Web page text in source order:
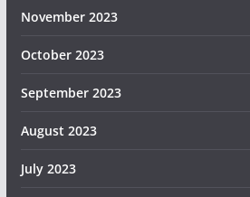
November 2023
October 2023
September 2023
August 2023
July 2023